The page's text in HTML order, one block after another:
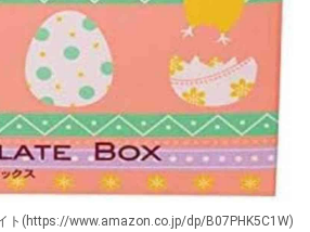
ト(https://www.amazon.co.jp/dp/B07PHK5C1W)